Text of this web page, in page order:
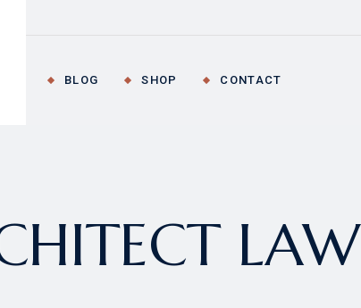
BLOG
No Sidebar
Post Formats
SHOP
Shop Layouts
Shop Pages
CONTACT
Left SidebarProduct SingleContact Us
LAW